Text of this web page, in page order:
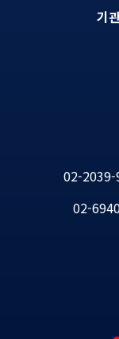
기
02-2039-
02-